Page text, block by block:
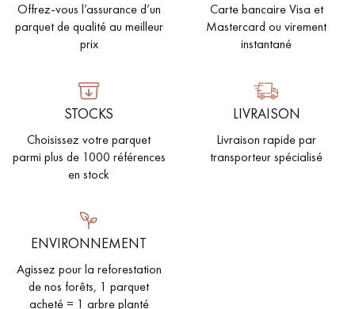
Offrez-vous l’assurance d’un
parquet de qualité au meilleur
prix
Carte bancaire Visa et
Mastercard ou virement
instantané
STOCKS
Choisissez votre parquet
parmi plus de 1000 références
en stock
LIVRAISON
Livraison rapide par
transporteur spécialisé
ENVIRONNEMENT
Agissez pour la reforestation
de nos forêts, 1 parquet
acheté = 1 arbre planté